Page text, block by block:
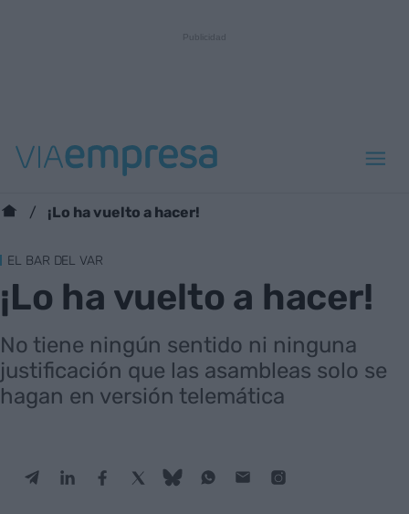
¡Lo ha vuelto a hacer!
EL BAR DEL VAR
¡Lo ha vuelto a hacer!
No tiene ningún sentido ni ninguna
justificación que las asambleas solo se
hagan en versión telemática